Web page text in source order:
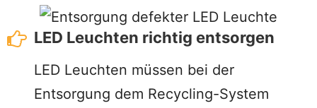
LED Leuchten richtig entsorgen
LED Leuchten müssen bei der
Entsorgung dem Recycling-System